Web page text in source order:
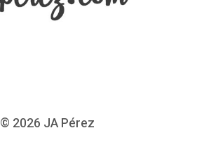
© 2026 JA Pérez